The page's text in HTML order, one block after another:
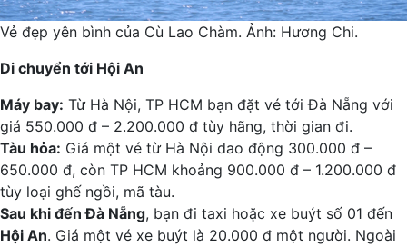
Vẻ đẹp yên bình của Cù Lao Chàm. Ảnh: Hương Chi.
Di chuyển tới Hội An
Máy bay: Từ Hà Nội, TP HCM bạn đặt vé tới Đà Nẵng với
giá 550.000 đ – 2.200.000 đ tùy hãng, thời gian đi.
Tàu hỏa: Giá một vé từ Hà Nội dao động 300.000 đ –
650.000 đ, còn TP HCM khoảng 900.000 đ – 1.200.000 đ
tùy loại ghế ngồi, mã tàu.
Sau khi đến Đà Nẵng, bạn đi taxi hoặc xe buýt số 01 đến
Hội An. Giá một vé xe buýt là 20.000 đ một người. Ngoài